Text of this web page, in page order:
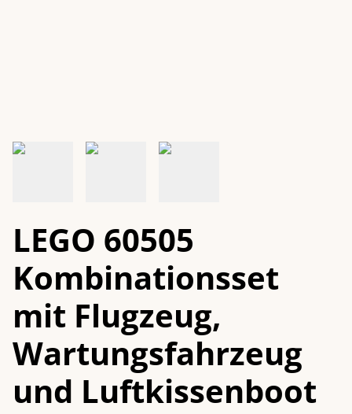
LEGO 60505
Kombinationsset
mit Flugzeug,
Wartungsfahrzeug
und Luftkissenboot